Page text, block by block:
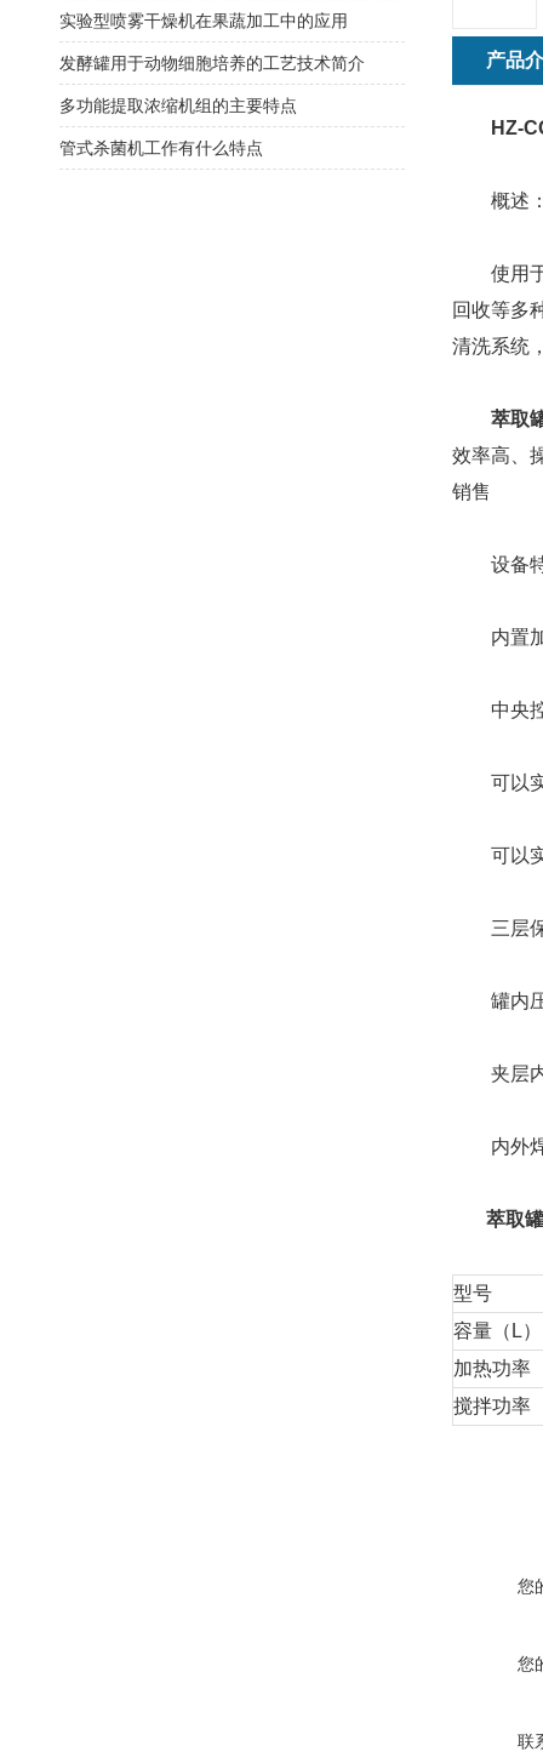
产品
HZ-
概述
使用于
回收等多
清洗系统
萃取
效率高、
销售
设备特
内置加
中央控
可以实
可以实
三层保
罐内压
夹层内
内外焊
萃取罐
型号
容量（L）
加热功率
搅拌功率
您
您
联
实验型喷雾干燥机在果蔬加工中的应用
发酵罐用于动物细胞培养的工艺技术简介
多功能提取浓缩机组的主要特点
管式杀菌机工作有什么特点